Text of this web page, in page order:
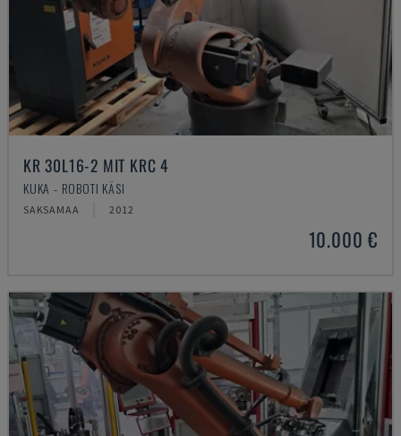
KR 30L16-2 MIT KRC 4
KUKA - ROBOTI KÄSI
SAKSAMAA 2012
10.000 €